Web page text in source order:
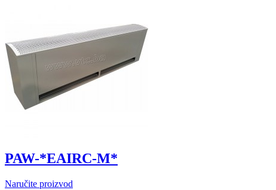
PAW-*EAIRC-M*
Naručite proizvod